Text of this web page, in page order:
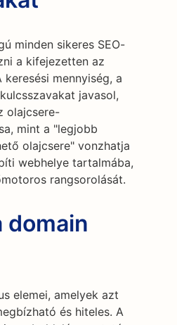
minden sikeres SEO-
a kifejezetten az
mennyiség, a
javasol,
olajcsere-
mint a "legjobb
olajcsere" vonzhatja
webhelye tartalmába,
rangsorolását.
domain
elemei, amelyek azt
és hiteles. A